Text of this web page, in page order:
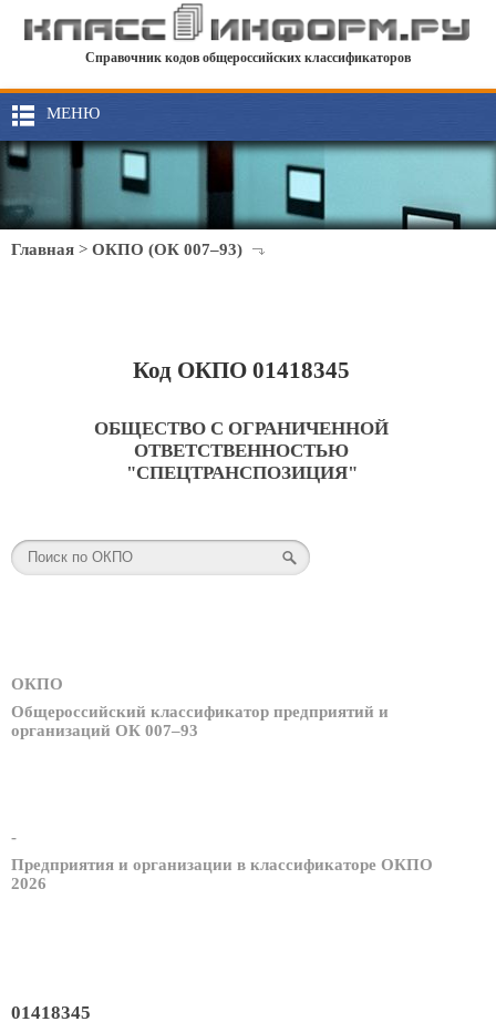
Справочник кодов общероссийских классификаторов
МЕНЮ
Главная > ОКПО (ОК 007–93)
Код ОКПО 01418345
ОБЩЕСТВО С ОГРАНИЧЕННОЙ
ОТВЕТСТВЕННОСТЬЮ
"СПЕЦТРАНСПОЗИЦИЯ"
ОКПО
Общероссийский классификатор предприятий и
организаций ОК 007–93
-
Предприятия и организации в классификаторе ОКПО
2026
01418345